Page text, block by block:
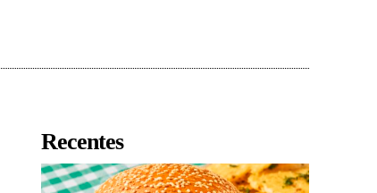
Recentes